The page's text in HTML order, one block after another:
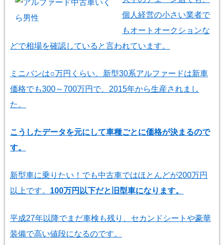
個人経営の小さい業者で
もオートオークションな
どで相場を確認していると言われています。
ミニバンは○万円くらい。新型30系アルファードは新車
価格でも300～700万円で、2015年から生産されまし
た。
こうしたデータを元にして車種ごとに価格が決まるので
す。
新型車に乗りたい！でも中古車ではほとんどが200万円
以上です。 100万円以下だと旧型車になります。
平成27年以降でまだ車検も残り、セカンドシートや豪華
装備で高い値段になるのです。